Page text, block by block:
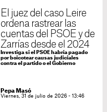
El juez del caso Leire
ordena rastrear las
cuentas del PSOE y de
Zarrías desde el 2024
Investiga si el PSOE habría pagado
por boicotear causas judiciales
contra el partido o el Gobierno
Pepa Masó
Viernes, 31 de julio de 2026 - 13:46